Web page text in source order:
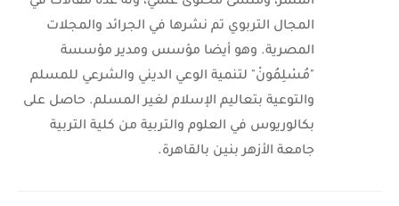
المجال التربوي تم نشرها في الجرائد والمجلات
المصرية. وهو أيضا مؤسس ومدير مؤسسة
"مُسْلِمُونْ" لتنمية الوعي الديني والشرعي للمسلم
والتوعية بتعاليم الإسلام لغير المسلم. حاصل على
بكالوريوس في العلوم والتربية من كلية التربية
جامعة الأزهر بنين بالقاهرة.